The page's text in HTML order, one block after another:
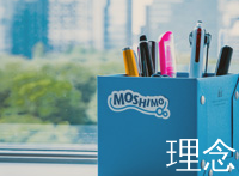
理念